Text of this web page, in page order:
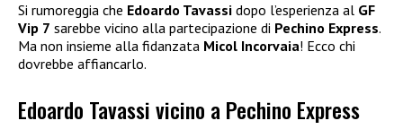
Si rumoreggia che Edoardo Tavassi dopo l’esperienza al GF
Vip 7 sarebbe vicino alla partecipazione di Pechino Express.
Ma non insieme alla fidanzata Micol Incorvaia! Ecco chi
dovrebbe affiancarlo.
Edoardo Tavassi vicino a Pechino Express